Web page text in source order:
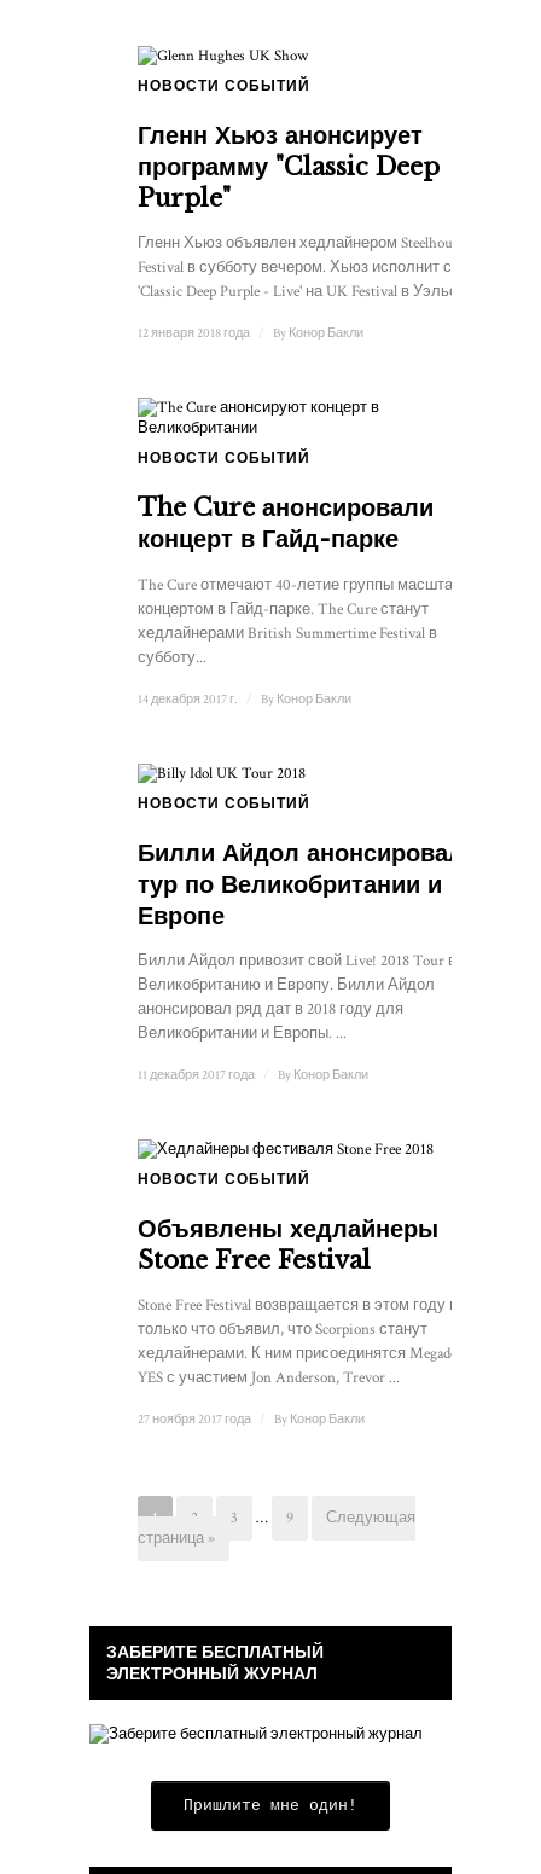
НОВОСТИ СОБЫТИЙ
Гленн Хьюз анонсирует
программу "Classic Deep
Purple"
Гленн Хьюз объявлен хедлайнером Steelhouse
Festival в субботу вечером. Хьюз исполнит сет
'Classic Deep Purple - Live' на UK Festival в Уэльсе. ...
12 января 2018 года By Конор Бакли
НОВОСТИ СОБЫТИЙ
The Cure анонсировали
концерт в Гайд-парке
The Cure отмечают 40-летие группы масштабным
концертом в Гайд-парке. The Cure станут
хедлайнерами British Summertime Festival в
субботу...
14 декабря 2017 г. By Конор Бакли
НОВОСТИ СОБЫТИЙ
Билли Айдол анонсировал
тур по Великобритании и
Европе
Билли Айдол привозит свой Live! 2018 Tour в
Великобританию и Европу. Билли Айдол
анонсировал ряд дат в 2018 году для
Великобритании и Европы. ...
11 декабря 2017 года By Конор Бакли
НОВОСТИ СОБЫТИЙ
Объявлены хедлайнеры
Stone Free Festival
Stone Free Festival возвращается в этом году и
только что объявил, что Scorpions станут
хедлайнерами. К ним присоединятся Megadeth и
YES с участием Jon Anderson, Trevor ...
27 ноября 2017 года By Конор Бакли
1 2 3 … 9
Следующая
страница »
ЗАБЕРИТЕ БЕСПЛАТНЫЙ
ЭЛЕКТРОННЫЙ ЖУРНАЛ
Пришлите мне один!